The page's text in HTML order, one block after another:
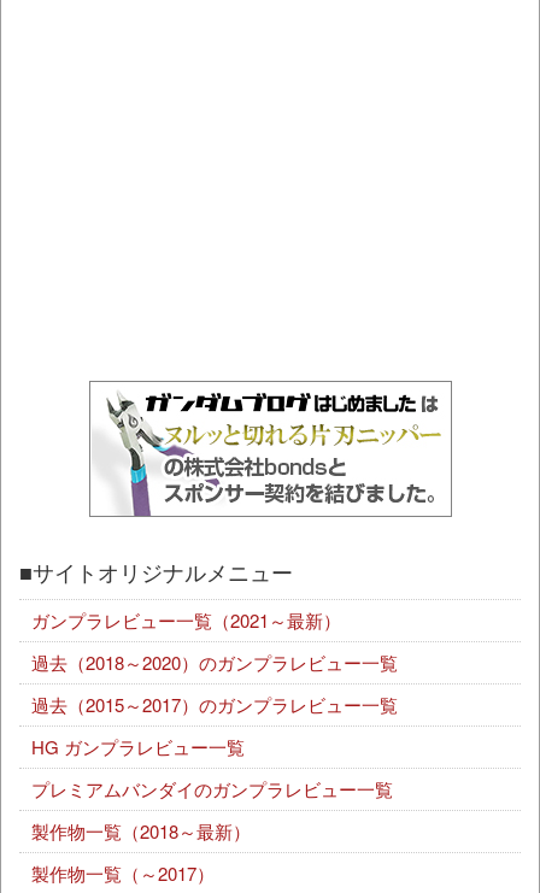
■サイトオリジナルメニュー
ガンプラレビュー一覧（2021～最新）
過去（2018～2020）のガンプラレビュー一覧
過去（2015～2017）のガンプラレビュー一覧
HG ガンプラレビュー一覧
プレミアムバンダイのガンプラレビュー一覧
製作物一覧（2018～最新）
製作物一覧（～2017）